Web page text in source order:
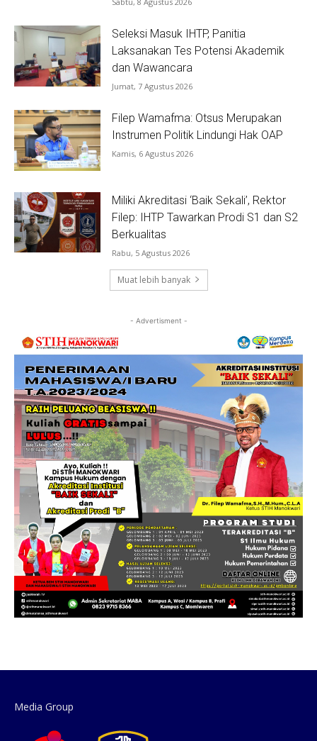
Seleksi Masuk IHTP, Panitia
Laksanakan Tes Potensi Akademik
dan Wawancara
Jumat, 7 Agustus 2026
Filep Wamafma: Otsus Merupakan
Instrumen Politik Lindungi Hak OAP
Kamis, 6 Agustus 2026
Miliki Akreditasi ‘Baik Sekali’, Rektor
Filep: IHTP Tawarkan Prodi S1 dan S2
Berkualitas
Rabu, 5 Agustus 2026
Muat lebih banyak
- Advertisment -
Media Group